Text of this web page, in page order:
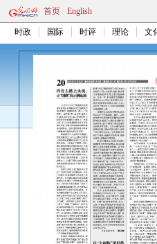
首页 English
时政 国际 时评 理论 文